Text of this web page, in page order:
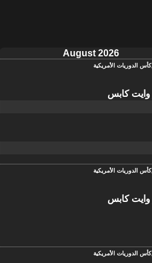
August 2026
كأس الدوريات الأمريكية
وايت كابس
كأس الدوريات الأمريكية
وايت كابس
كأس الدوريات الأمريكية